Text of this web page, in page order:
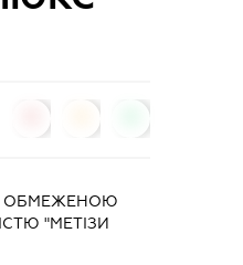
ОБМЕЖЕНОЮ
"МЕТІЗИ